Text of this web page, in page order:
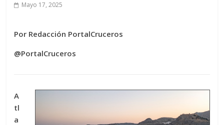
Mayo 17, 2025
Por Redacción PortalCruceros
@PortalCruceros
A
tl
a